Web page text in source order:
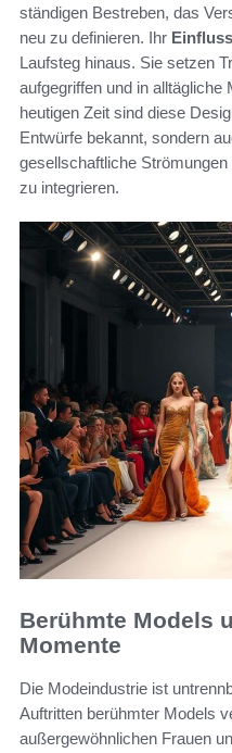
ständigen Bestreben, das
neu zu definieren. Ihr
Laufsteg hinaus. Sie setzen
aufgegriffen und in alltägliche
heutigen Zeit sind diese
Entwürfe bekannt, sondern
gesellschaftliche
zu integrieren.
Berühmte Models
Momente
Die Modeindustrie ist
Auftritten berühmter Models
außergewöhnlichen Frauen